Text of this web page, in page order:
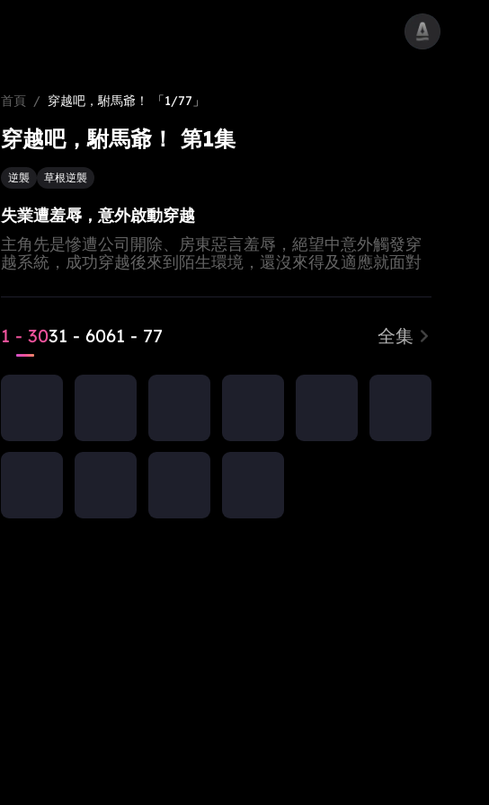
首頁 / 穿越吧，駙馬爺！ 「1/77」
穿越吧，駙馬爺！ 第1集
逆襲 草根逆襲
失業遭羞辱，意外啟動穿越
主角先是慘遭公司開除、房東惡言羞辱，絕望中意外觸發穿
越系統，成功穿越後來到陌生環境，還沒來得及適應就面對
1 - 3031 - 6061 - 77 全集